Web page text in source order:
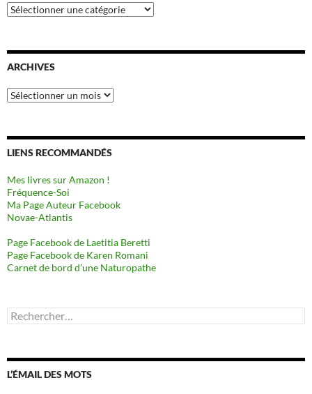
Catégories
ARCHIVES
Archives
LIENS RECOMMANDÉS
Mes livres sur Amazon !
Fréquence-Soi
Ma Page Auteur Facebook
Novae-Atlantis
Page Facebook de Laetitia Beretti
Page Facebook de Karen Romani
Carnet de bord d’une Naturopathe
Rechercher :
L’ÉMAIL DES MOTS